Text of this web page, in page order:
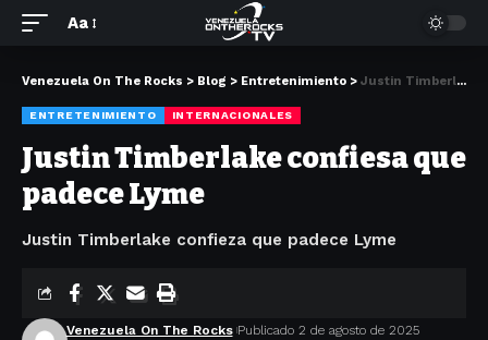
Aa
Venezuela On The Rocks > Blog > Entretenimiento > Justin Timberlake confiesa que padece Lyme
ENTRETENIMIENTO INTERNACIONALES
Justin Timberlake confiesa que
padece Lyme
Justin Timberlake confieza que padece Lyme
Venezuela On The Rocks Publicado 2 de agosto de 2025